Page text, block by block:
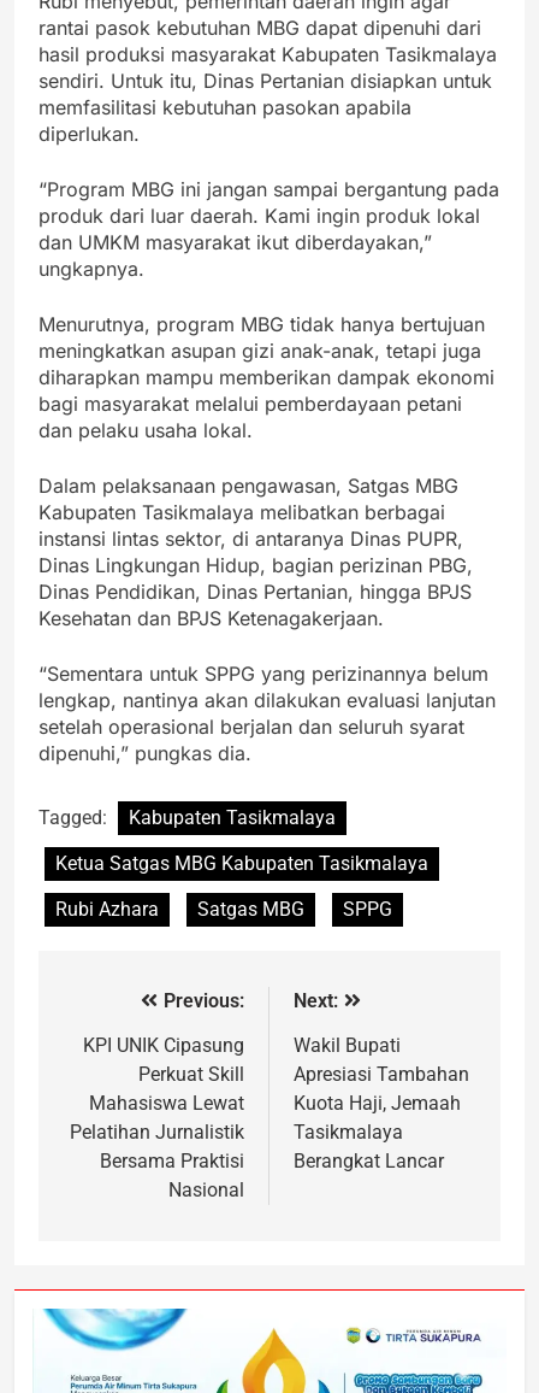
rantai pasok kebutuhan MBG dapat dipenuhi dari
hasil produksi masyarakat Kabupaten Tasikmalaya
sendiri. Untuk itu, Dinas Pertanian disiapkan untuk
memfasilitasi kebutuhan pasokan apabila
diperlukan.
“Program MBG ini jangan sampai bergantung pada
produk dari luar daerah. Kami ingin produk lokal
dan UMKM masyarakat ikut diberdayakan,”
ungkapnya.
Menurutnya, program MBG tidak hanya bertujuan
meningkatkan asupan gizi anak-anak, tetapi juga
diharapkan mampu memberikan dampak ekonomi
bagi masyarakat melalui pemberdayaan petani
dan pelaku usaha lokal.
Dalam pelaksanaan pengawasan, Satgas MBG
Kabupaten Tasikmalaya melibatkan berbagai
instansi lintas sektor, di antaranya Dinas PUPR,
Dinas Lingkungan Hidup, bagian perizinan PBG,
Dinas Pendidikan, Dinas Pertanian, hingga BPJS
Kesehatan dan BPJS Ketenagakerjaan.
“Sementara untuk SPPG yang perizinannya belum
lengkap, nantinya akan dilakukan evaluasi lanjutan
setelah operasional berjalan dan seluruh syarat
dipenuhi,” pungkas dia.
Tagged:
Kabupaten Tasikmalaya
Ketua Satgas MBG Kabupaten Tasikmalaya
Rubi Azhara
Satgas MBG SPPG
Previous:
KPI UNIK Cipasung
Perkuat Skill
Mahasiswa Lewat
Pelatihan Jurnalistik
Bersama Praktisi
Nasional
Next:
Wakil Bupati
Apresiasi Tambahan
Kuota Haji, Jemaah
Tasikmalaya
Berangkat Lancar